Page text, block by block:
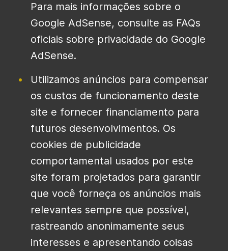
Para mais informações sobre o
Google AdSense, consulte as FAQs
oficiais sobre privacidade do Google
AdSense.
Utilizamos anúncios para compensar
os custos de funcionamento deste
site e fornecer financiamento para
futuros desenvolvimentos. Os
cookies de publicidade
comportamental usados ​​por este
site foram projetados para garantir
que você forneça os anúncios mais
relevantes sempre que possível,
rastreando anonimamente seus
interesses e apresentando coisas